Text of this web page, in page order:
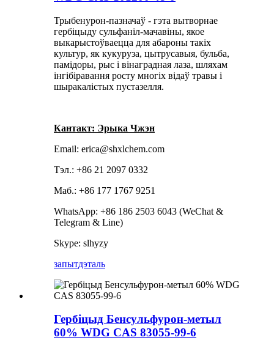
Трыбенурон-пазначаў - гэта вытворнае
гербіцыду сульфаніл-мачавіны, якое
выкарыстоўваецца для абароны такіх
культур, як кукуруза, цытрусавыя, бульба,
памідоры, рыс і вінаградная лаза, шляхам
інгібіравання росту многіх відаў травы і
шыракалістых пустазелля.
Кантакт: Эрыка Чжэн
Email: erica@shxlchem.com
Тэл.: +86 21 2097 0332
Маб.: +86 177 1767 9251
WhatsApp: +86 186 2503 6043 (WeChat &
Telegram & Line)
Skype: slhyzy
запытдэталь
Гербіцыд Бенсульфурон-метыл
60% WDG CAS 83055-99-6